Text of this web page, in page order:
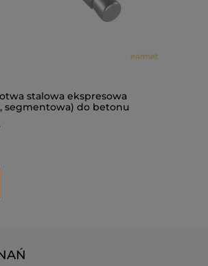
stalowa ekspresowa
segmentowa) do betonu